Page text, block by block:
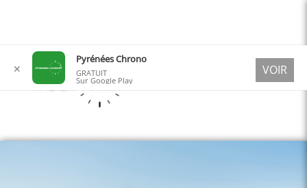
contenu
✕
Pyrénées Chrono
GRATUIT
Sur Google Play
VOIR